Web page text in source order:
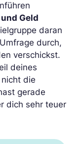
Geld
daran
durch,
verschickst.
deines
die
gerade
dich sehr teuer